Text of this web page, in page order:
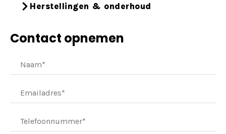
Herstellingen & onderhoud
Contact opnemen